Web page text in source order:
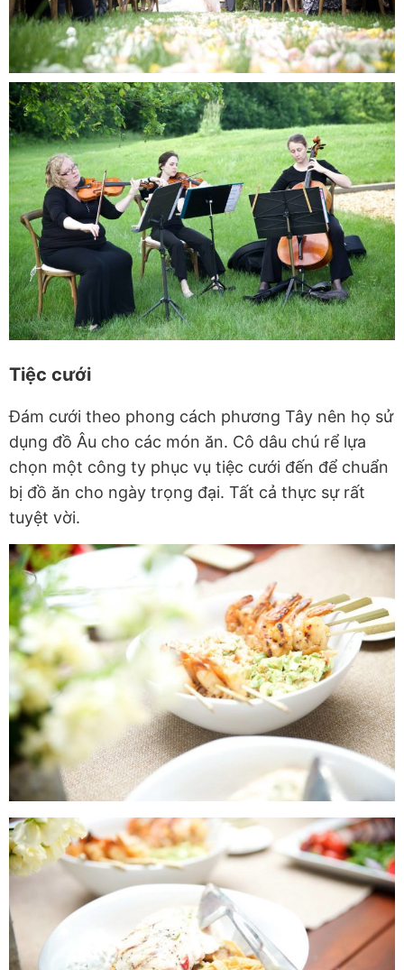
Tiệc cưới
Đám cưới theo phong cách phương Tây nên họ sử
dụng đồ Âu cho các món ăn. Cô dâu chú rể lựa
chọn một công ty phục vụ tiệc cưới đến để chuẩn
bị đồ ăn cho ngày trọng đại. Tất cả thực sự rất
tuyệt vời.